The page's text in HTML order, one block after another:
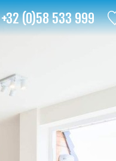
+32 (0)58 533 999